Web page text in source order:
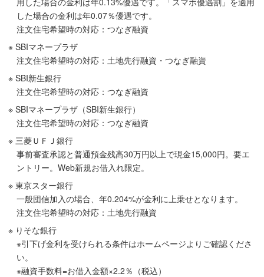
した場合の金利は年0.07％優遇です。
注文住宅希望時の対応：つなぎ融資
※ SBIマネープラザ
注文住宅希望時の対応：土地先行融資・つなぎ融資
※ SBI新生銀行
注文住宅希望時の対応：つなぎ融資
※ SBIマネープラザ（SBI新生銀行）
注文住宅希望時の対応：つなぎ融資
※ 三菱ＵＦＪ銀行
事前審査承認と普通預金残高30万円以上で現金15,000円。要エ
ントリー。Web新規お借入れ限定。
※ 東京スター銀行
一般団信加入の場合、年0.204%が金利に上乗せとなります。
注文住宅希望時の対応：土地先行融資
※ りそな銀行
※引下げ金利を受けられる条件はホームページよりご確認くださ
い。
※融資手数料=お借入金額×2.2％（税込）